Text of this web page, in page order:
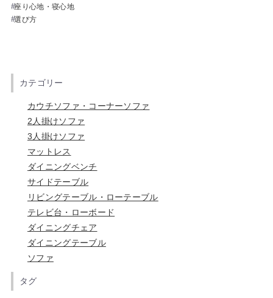
座り心地・寝心地
選び方
カテゴリー
カウチソファ・コーナーソファ
2人掛けソファ
3人掛けソファ
マットレス
ダイニングベンチ
サイドテーブル
リビングテーブル・ローテーブル
テレビ台・ローボード
ダイニングチェア
ダイニングテーブル
ソファ
タグ